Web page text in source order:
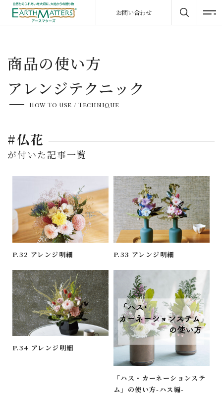
お問い合わせ
商品の使い方
アレンジテクニック
How To Use / Technique
#仏花
が付いた記事一覧
P.32 アレンジ明細 P.33 アレンジ明細
P.34 アレンジ明細
「ハス・カーネーションステ
ム」の使い方-ハス編-